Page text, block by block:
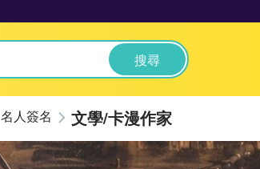
搜尋
名人簽名 文學/卡漫作家